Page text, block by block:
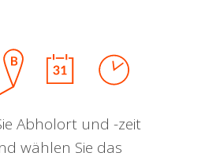
Abholort und -zeit
wählen Sie das